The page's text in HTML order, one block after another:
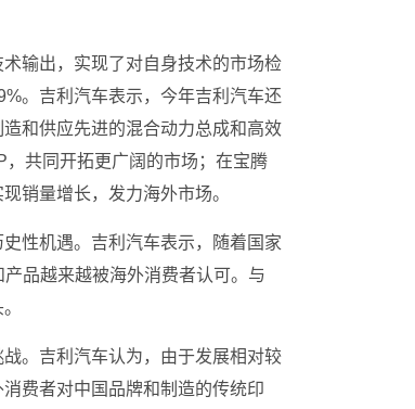
输出，实现了对自身技术的市场检
。吉利汽车表示，今年吉利汽车还
和供应先进的混合动力总成和高效
共同开拓更广阔的市场；在宝腾
销量增长，发力海外市场。
性机遇。吉利汽车表示，随着国家
品越来越被海外消费者认可。与
。吉利汽车认为，由于发展相对较
费者对中国品牌和制造的传统印